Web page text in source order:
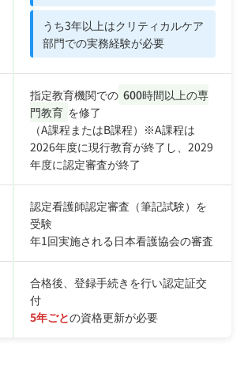
うち3年以上はクリティカルケア
部門での実務経験が必要
指定教育機関での 600時間以上の専
門教育 を修了
（A課程またはB課程）※A課程は
2026年度に現行教育が終了し、2029
年度に認定審査が終了
認定看護師認定審査（筆記試験）を
受験
年1回実施される日本看護協会の審査
合格後、登録手続きを行い認定証交
付
5年ごとの資格更新が必要